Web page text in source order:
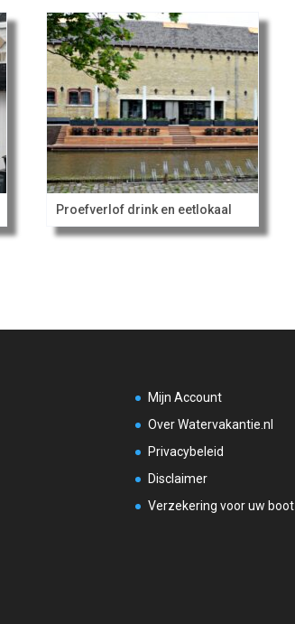
Proefverlof drink en eetlokaal
Mijn Account
Over Watervakantie.nl
Privacybeleid
Disclaimer
Verzekering voor uw boot